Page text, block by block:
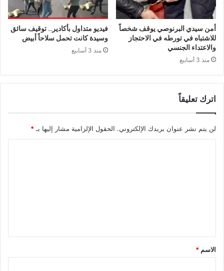
أمن سيدي البرنوصي يوقف شخصاً
للاشتباه في تورطه في الاحتجاز
والاعتداء الجنسي
منذ 3 أسابيع
فيديو متداول بأكادير.. توقيف سائق
وسيدة كانت تحمل سلاحاً أبيض
منذ 3 أسابيع
اترك تعليقاً
لن يتم نشر عنوان بريدك الإلكتروني. الحقول الإلزامية مشار إليها بـ *
ق
*
الاسم *